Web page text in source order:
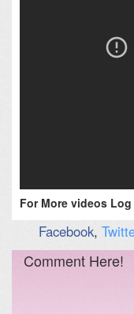
For More videos
Facebook,
Comment Here!